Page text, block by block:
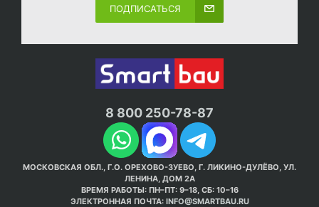
ПОДПИСАТЬСЯ
8 800 250-78-87
МОСКОВСКАЯ ОБЛ., Г.О. ОРЕХОВО-ЗУЕВО, Г. ЛИКИНО-ДУЛЁВО, УЛ.
ЛЕНИНА, ДОМ 2А
ВРЕМЯ РАБОТЫ: ПН–ПТ: 9–18, СБ: 10–16
ЭЛЕКТРОННАЯ ПОЧТА: INFO@SMARTBAU.RU